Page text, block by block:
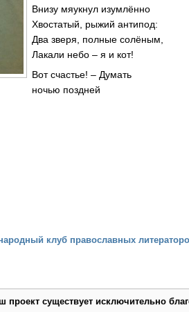
Внизу мяукнул изумлённо
Хвостатый, рыжий антипод:
Два зверя, полные солёным,
Лакали небо – я и кот!
Вот счастье! – Думать
ночью поздней
клуб православных
проект существует исключительно